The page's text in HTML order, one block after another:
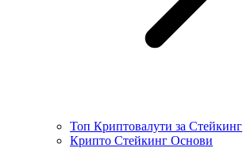
Топ Криптовалути за Стейкинг
Крипто Стейкинг Основи